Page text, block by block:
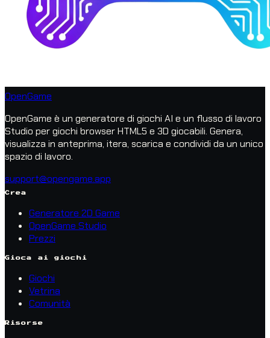
OpenGame
OpenGame è un generatore di giochi AI e un flusso di lavoro
Studio per giochi browser HTML5 e 3D giocabili. Genera,
visualizza in anteprima, itera, scarica e condividi da un unico
spazio di lavoro.
support@opengame.app
Crea
Generatore 2D Game
OpenGame Studio
Prezzi
Gioca ai giochi
Giochi
Vetrina
Comunità
Risorse